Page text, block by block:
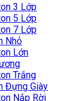
3 Lớp
5 Lớp
7 Lớp
Nhỏ
Lớn
Trắng
Đựng Giày
Nắp Rời